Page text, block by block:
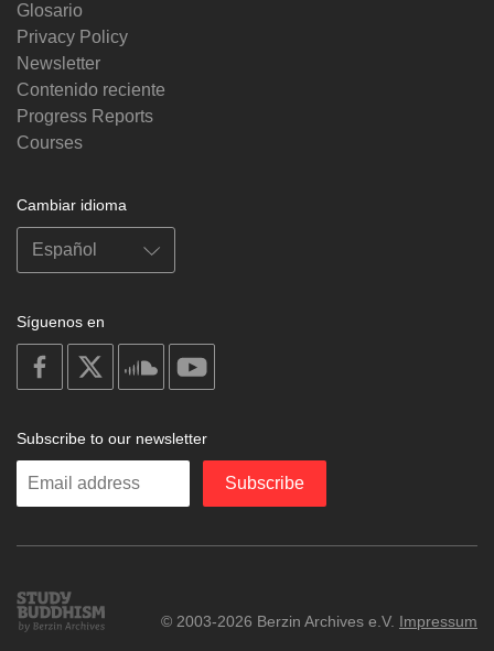
Glosario
Privacy Policy
Newsletter
Contenido reciente
Progress Reports
Courses
Cambiar idioma
Síguenos en
on
facebook
soundcloud
Subscribe to our newsletter
Enter
Subscribe
Study
Buddhism
© 2003-2026 Berzin Archives e.V. Impressum